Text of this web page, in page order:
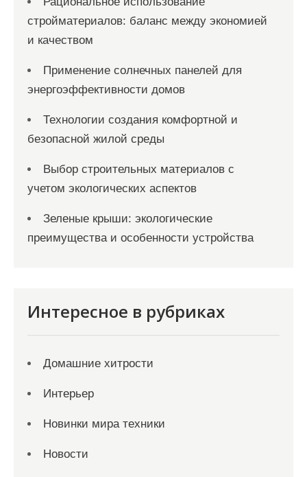
стройматериалов: баланс между экономией
и качеством
Применение солнечных панелей для
энергоэффективности домов
Технологии создания комфортной и
безопасной жилой среды
Выбор строительных материалов с
учетом экологических аспектов
Зеленые крыши: экологические
преимущества и особенности устройства
Интересное в рубриках
Домашние хитрости
Интерьер
Новинки мира техники
Новости